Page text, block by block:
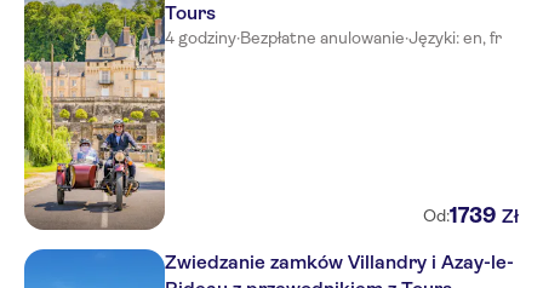
Tours
4 godziny·Bezpłatne anulowanie·Języki: en, fr
Od:1739 Zł
Zwiedzanie zamków Villandry i Azay-le-